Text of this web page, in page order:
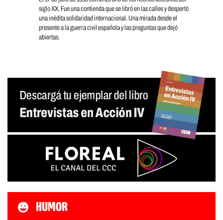
siglo XX. Fue una contienda que se libró en las calles y despertó
una inédita solidaridad internacional. Una mirada desde el
presente a la guerra civil española y las preguntas que dejó
abiertas.
HUMOR